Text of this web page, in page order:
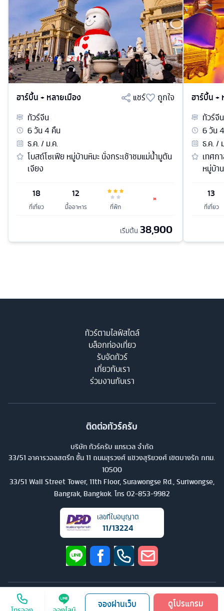
ดูโปรแกรม
จองผ่านเว็บ
ฮาร์บิ้น + หลายเมือง แชร์
ถูกใจ
ทัวร์จีน
6วัน4 คืน
ธ.ค. / ม.ค.
โบสถ์โซเฟีย หมู่บ้านหิมะ นั่งกระเช้าชมแม่น้ำมูตัน
เจียง
18
ที่เที่ยว
12
มื้ออาหาร ที่พัก
เริ่มต้น 38,900
ฮาร์บิ้น +
ทัวร์จีน
6วัน4
ธ.ค. /
เทศก
หมู่บ้า
13
ที่เที่ยว
ทัวร์ตามไลฟ์สไตล์
บล็อกท่องเที่ยว
รับจัดทัวร์
เกี่ยวกับเรา
ร่วมงานกับเรา
ติดต่อทัวร์ครับ
บริษัท ทัวร์ครับ แทรเวล จำกัด
33/51 อาคารวอลสตรีท ชั้น 11 ถนนสุรวงศ์ แขวงสุริยวงศ์ เขตบางรัก กทม.
10500
33/51 Wall Street Tower, 11th Floor, Surawongse Rd., Suriwongse,
Bangrak, Bangkok. โทร 02-853-9982
เลขที่ใบอนุญาต
11/13224
2026บริษัท ทัวร์ครับ แทรเวล จำกัด สงวนลิขสิทธิ์